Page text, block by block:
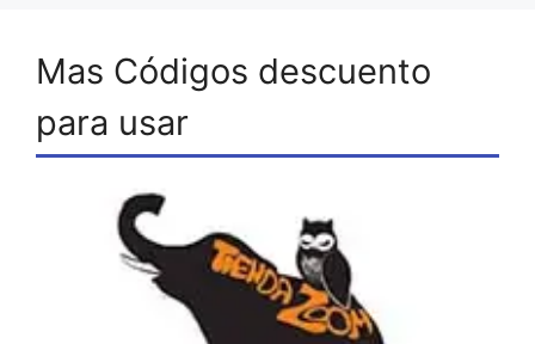
Mas Códigos descuento
para usar